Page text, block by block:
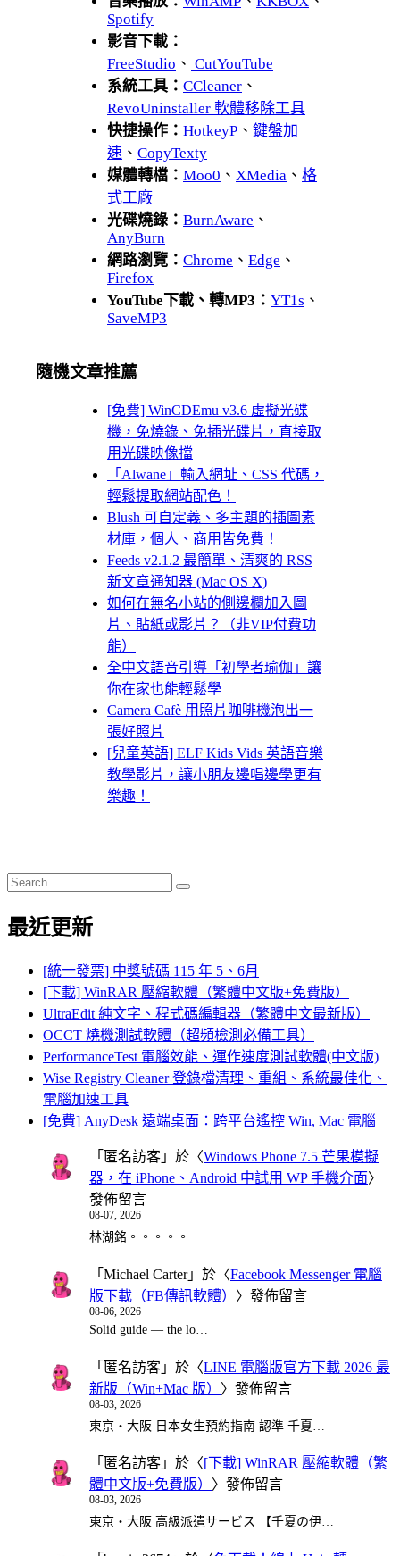
Spotify
影音下載：
FreeStudio 、 CutYouTube
系統工具： CCleaner 、
RevoUninstaller 軟體移除工具
快捷操作： HotkeyP 、 鍵盤加
速 、 CopyTexty
媒體轉檔： Moo0 、 XMedia 、 格
式工廠
光碟燒錄： BurnAware 、
AnyBurn
網路瀏覽： Chrome 、 Edge 、
Firefox
YouTube下載、轉MP3： YT1s 、
SaveMP3
隨機文章推薦
[免費] WinCDEmu v3.6 虛擬光碟
機，免燒錄、免插光碟片，直接取
用光碟映像擋
「Alwane」輸入網址、CSS 代碼，
輕鬆提取網站配色！
Blush 可自定義、多主題的插圖素
材庫，個人、商用皆免費！
Feeds v2.1.2 最簡單、清爽的 RSS
新文章通知器 (Mac OS X)
如何在無名小站的側邊欄加入圖
片、貼紙或影片？（非VIP付費功
能）
全中文語音引導「初學者瑜伽」讓
你在家也能輕鬆學
Camera Cafè 用照片咖啡機泡出一
張好照片
[兒童英語] ELF Kids Vids 英語音樂
教學影片，讓小朋友邊唱邊學更有
樂趣！
Search
for:
Search
最近更新
[統一發票] 中獎號碼 115 年 5、6月
[下載] WinRAR 壓縮軟體（繁體中文版+免費版）
UltraEdit 純文字、程式碼編輯器（繁體中文最新版）
OCCT 燒機測試軟體（超頻檢測必備工具）
PerformanceTest 電腦效能、運作速度測試軟體(中文版)
Wise Registry Cleaner 登錄檔清理、重組、系統最佳化、
電腦加速工具
[免費] AnyDesk 遠端桌面：跨平台遙控 Win, Mac 電腦
「 匿名訪客 」於〈Windows Phone 7.5 芒果模擬
器，在 iPhone、Android 中試用 WP 手機介面〉
發佈留言
08-07, 2026
林湖銘。。。。。
「 Michael Carter」於〈Facebook Messenger 電腦
版下載（FB傳訊軟體） 〉發佈留言
08-06, 2026
Solid guide — the lo…
「 匿名訪客 」於〈LINE 電腦版官方下載 2026 最
新版（Win+Mac 版） 〉發佈留言
08-03, 2026
東京・大阪 日本女生預約指南 認準 千夏…
「 匿名訪客 」於〈[下載] WinRAR 壓縮軟體（繁
體中文版+免費版） 〉發佈留言
08-03, 2026
東京・大阪 高級派遣サービス 【千夏の伊…